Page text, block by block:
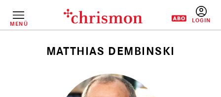
InhaltMENÜ
Pfadnavigation
MATTHIAS DEMBINSKI